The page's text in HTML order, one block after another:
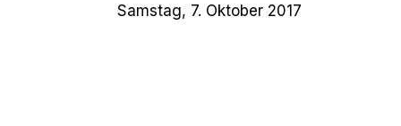
Samstag, 7. Oktober 2017